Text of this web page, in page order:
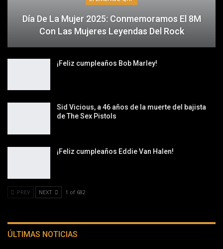
Día De La Mujer 2025: Conmemoramos El 8M
Con Las Mujeres Leyendas Del Rock
¡Feliz cumpleaños Bob Marley!
Sid Vicious, a 46 años de la muerte del bajista
de The Sex Pistols
¡Feliz cumpleaños Eddie Van Halen!
PREV NEXT 1 of 682
ÚLTIMAS NOTICIAS